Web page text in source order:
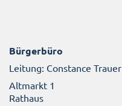
Bürgerbüro
Leitung: Constance Trauer
Altmarkt 1
Rathaus